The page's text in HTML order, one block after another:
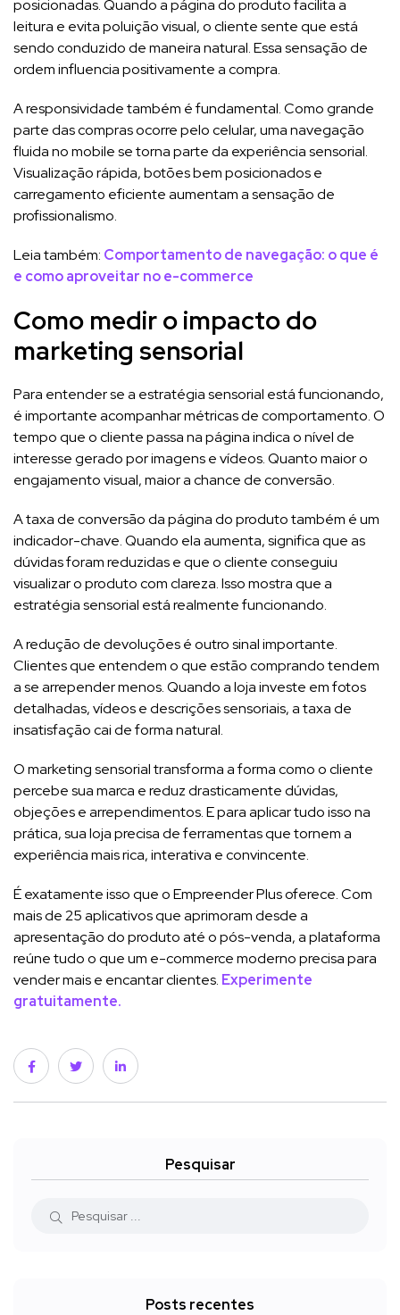
posicionadas. Quando a página do produto facilita a
leitura e evita poluição visual, o cliente sente que está
sendo conduzido de maneira natural. Essa sensação de
ordem influencia positivamente a compra.
A responsividade também é fundamental. Como grande
parte das compras ocorre pelo celular, uma navegação
fluida no mobile se torna parte da experiência sensorial.
Visualização rápida, botões bem posicionados e
carregamento eficiente aumentam a sensação de
profissionalismo.
Leia também: Comportamento de navegação: o que é
e como aproveitar no e-commerce
Como medir o impacto do
marketing sensorial
Para entender se a estratégia sensorial está funcionando,
é importante acompanhar métricas de comportamento. O
tempo que o cliente passa na página indica o nível de
interesse gerado por imagens e vídeos. Quanto maior o
engajamento visual, maior a chance de conversão.
A taxa de conversão da página do produto também é um
indicador-chave. Quando ela aumenta, significa que as
dúvidas foram reduzidas e que o cliente conseguiu
visualizar o produto com clareza. Isso mostra que a
estratégia sensorial está realmente funcionando.
A redução de devoluções é outro sinal importante.
Clientes que entendem o que estão comprando tendem
a se arrepender menos. Quando a loja investe em fotos
detalhadas, vídeos e descrições sensoriais, a taxa de
insatisfação cai de forma natural.
O marketing sensorial transforma a forma como o cliente
percebe sua marca e reduz drasticamente dúvidas,
objeções e arrependimentos. E para aplicar tudo isso na
prática, sua loja precisa de ferramentas que tornem a
experiência mais rica, interativa e convincente.
É exatamente isso que o Empreender Plus oferece. Com
mais de 25 aplicativos que aprimoram desde a
apresentação do produto até o pós-venda, a plataforma
reúne tudo o que um e-commerce moderno precisa para
vender mais e encantar clientes. Experimente
gratuitamente.
Pesquisar
Posts recentes